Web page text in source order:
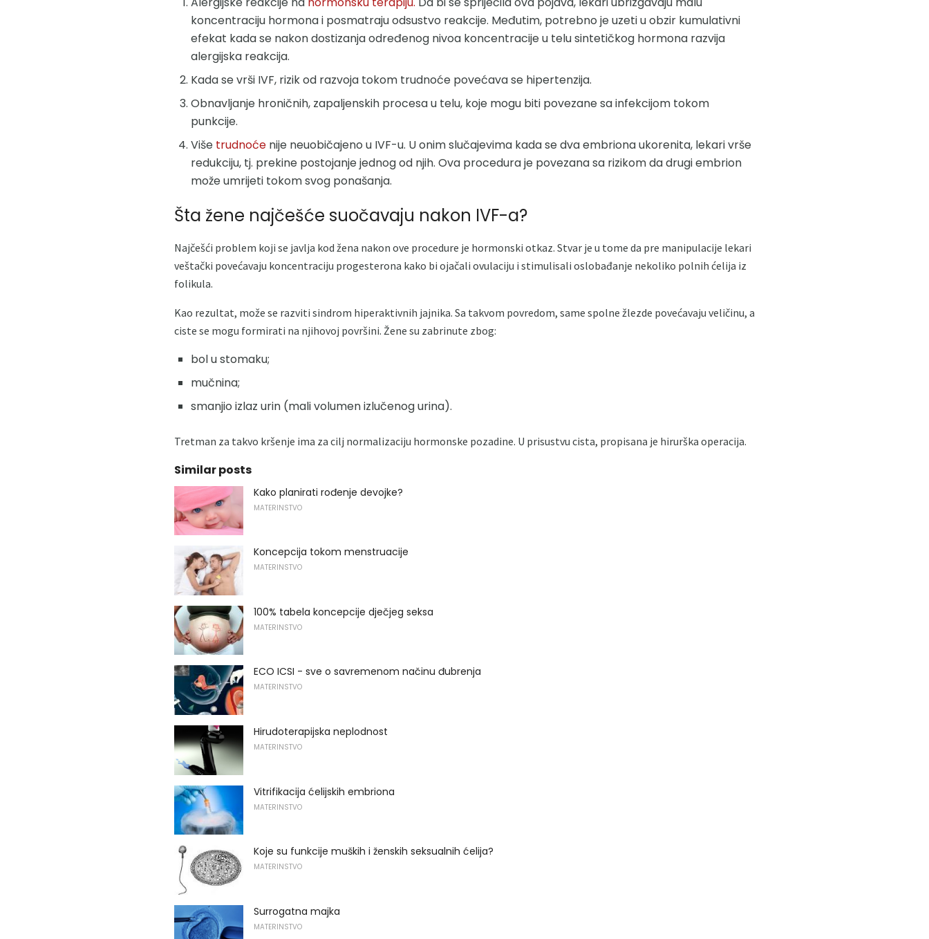
koncentraciju hormona i posmatraju odsustvo reakcije. Međutim, potrebno je uzeti u obzir kumulativni
efekat kada se nakon dostizanja određenog nivoa koncentracije u telu sintetičkog hormona razvija
alergijska reakcija.
Kada se vrši IVF, rizik od razvoja tokom trudnoće povećava se hipertenzija.
Obnavljanje hroničnih, zapaljenskih procesa u telu, koje mogu biti povezane sa infekcijom tokom
punkcije.
Više trudnoće nije neuobičajeno u IVF-u. U onim slučajevima kada se dva embriona ukorenita, lekari vrše
redukciju, tj. prekine postojanje jednog od njih. Ova procedura je povezana sa rizikom da drugi embrion
može umrijeti tokom svog ponašanja.
Šta žene najčešće suočavaju nakon IVF-a?
Najčešći problem koji se javlja kod žena nakon ove procedure je hormonski otkaz. Stvar je u tome da pre manipulacije lekari
veštački povećavaju koncentraciju progesterona kako bi ojačali ovulaciju i stimulisali oslobađanje nekoliko polnih ćelija iz
folikula.
Kao rezultat, može se razviti sindrom hiperaktivnih jajnika. Sa takvom povredom, same spolne žlezde povećavaju veličinu, a
ciste se mogu formirati na njihovoj površini. Žene su zabrinute zbog:
bol u stomaku;
mučnina;
smanjio izlaz urin (mali volumen izlučenog urina).
Tretman za takvo kršenje ima za cilj normalizaciju hormonske pozadine. U prisustvu cista, propisana je hirurška operacija.
Similar posts
Kako planirati rođenje devojke?
MATERINSTVO
Koncepcija tokom menstruacije
MATERINSTVO
100% tabela koncepcije dječjeg seksa
MATERINSTVO
ECO ICSI - sve o savremenom načinu đubrenja
MATERINSTVO
Hirudoterapijska neplodnost
MATERINSTVO
Vitrifikacija ćelijskih embriona
MATERINSTVO
Koje su funkcije muških i ženskih seksualnih ćelija?
MATERINSTVO
Surrogatna majka
MATERINSTVO